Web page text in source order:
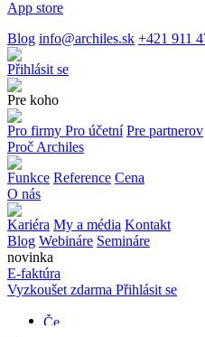
App store
Blog info@archiles.sk +421 911
Přihlásit se
Pre koho
Pro firmy Pro účetní Pre partnerov
Proč Archiles
Funkce Reference Cena
O nás
Kariéra My a média Kontakt
Blog Webináre Semináre
novinka
E-faktúra
Vyzkoušet zdarma Přihlásit se